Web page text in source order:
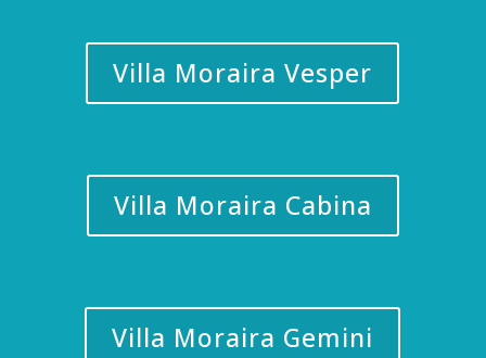
Villa Moraira Vesper
Villa Moraira Cabina
Villa Moraira Gemini